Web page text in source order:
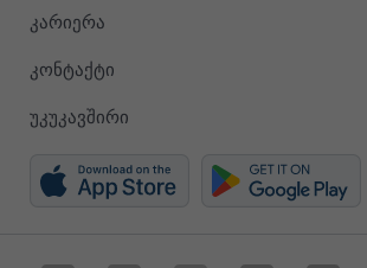
კარიერა
კონტაქტი
უკუკავშირი